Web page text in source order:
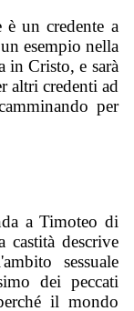
un credente a
esempio nella
in Cristo, e sarà
altri credenti ad
per
a Timoteo di
castità descrive
sessuale
dei peccati
il mondo